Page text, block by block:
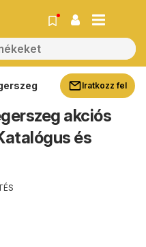
Iratkozz fel
akciós
és